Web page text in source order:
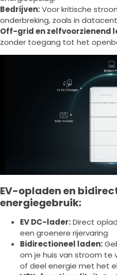
Bedrijven:Voor kritische
onderbreking, zoals in
Off-grid en zelfvoorzienend
zonder toegang tot het
EV-opladen en
energiegebruik:
EV DC-lader:Direct
een groenere rijervaring
Bidirectioneel laden:
om je huis van stroom te
of deel energie met het